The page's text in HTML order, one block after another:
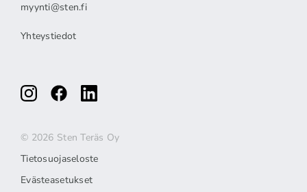
myynti@sten.fi
Yhteystiedot
© 2026 Sten Teräs Oy
Tietosuojaseloste
Evästeasetukset